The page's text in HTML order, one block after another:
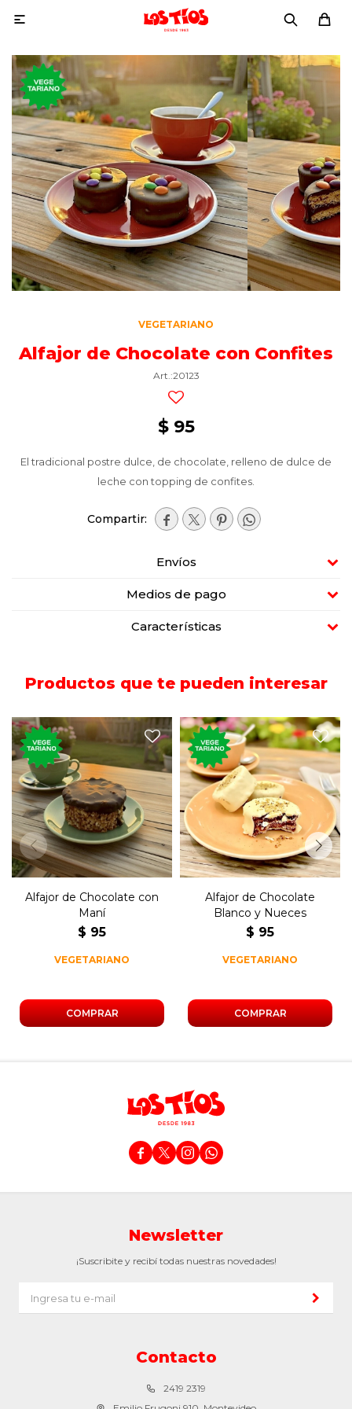

VEGETARIANO
Alfajor de Chocolate con Confites
20123
$ 95
El tradicional postre dulce, de chocolate, relleno de dulce de
leche con topping de confites.
   
Envíos
Medios de pago
Características
Productos que te pueden interesar
El tradicional postre dulce,
de chocolate, relleno de dulce
de leche con maní.
Alfajor de Chocolate con
Maní
$ 95
VEGETARIANO
El tradicional postre dulce,
de chocolate blanco y
nueces, relleno de dulce de
leche.
Alfajor de Chocolate
Blanco y Nueces
$ 95
VEGETARIANO
   
Contacto
2419 2319
Newsletter
¡Suscribite y recibí todas nuestras novedades!